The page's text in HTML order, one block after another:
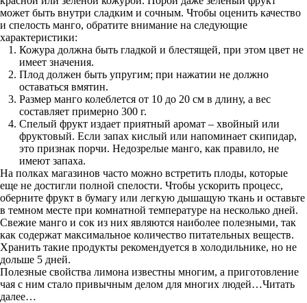
может быть внутри сладким и сочным. Чтобы оценить качество
и спелость манго, обратите внимание на следующие
характеристики:
Кожура должна быть гладкой и блестящей, при этом цвет не
имеет значения.
Плод должен быть упругим; при нажатии не должно
оставаться вмятин.
Размер манго колеблется от 10 до 20 см в длину, а вес
составляет примерно 300 г.
Спелый фрукт издает приятный аромат – хвойный или
фруктовый. Если запах кислый или напоминает скипидар,
это признак порчи. Недозрелые манго, как правило, не
имеют запаха.
На полках магазинов часто можно встретить плоды, которые
еще не достигли полной спелости. Чтобы ускорить процесс,
оберните фрукт в бумагу или легкую дышащую ткань и оставьте
в темном месте при комнатной температуре на несколько дней.
Свежие манго и сок из них являются наиболее полезными, так
как содержат максимальное количество питательных веществ.
Хранить такие продукты рекомендуется в холодильнике, но не
дольше 5 дней.
Полезные свойства лимона известны многим, а приготовление
чая с ним стало привычным делом для многих людей…Читать
далее…